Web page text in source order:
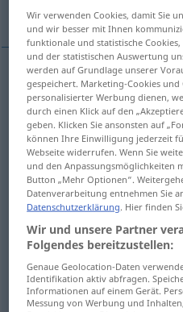
fuss, row, to-do, ado,
dance Tanz
Beispiele
der Tanz ums GoldeneKalb
theworshipof thegolden calf
ein Tanz auf dem Vulkan FIG
adanceon theedgeof a
Wir verwenden Cookies, damit Sie
und wir besser mit Ihnen
funktionale und statistische
und der statistischen Auswertung
werden auf Grundlage unserer
gespeichert. Marketing-Cookies
personalisierter Werbung dienen,
durch einen Klick auf den
geben. Klicken Sie ansonsten auf
können Ihre Einwilligung jederzeit
Webseite widerrufen. Wenn Sie
und den Anpassungsmöglichkeiten
Button „Mehr Optionen“.
Datenverarbeitung entnehmen Sie
Datenschutzerklärung. Hier finden
Wir und unsere Partner
Folgendes bereitzustellen:
Genaue Geolocation-Daten
Identifikation aktiv abfragen.
Informationen auf einem Gerät.
Messung von Werbung und